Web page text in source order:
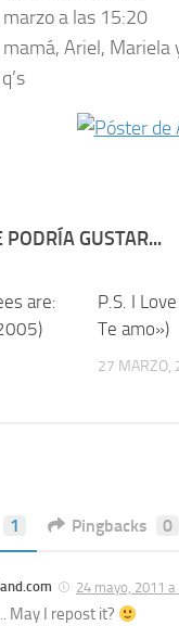
a las 15:20
Ariel, Mariela
GUSTAR...
are:
P.S. I
Te amo»)
27 MARZO,
1 Pingbacks 0
24 mayo, 2011
May I repost it?